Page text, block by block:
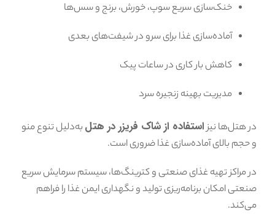
خنک‌سازی سریع سوپ، خورش، برنج و سس‌ها
آماده‌سازی غذا برای سرو در شیفت‌های بعدی
کاهش بار کاری در ساعات پیک
مدیریت بهینه زنجیره سرد
در هتل‌ها نیزاستفاده از شاک فریزر در هتل به‌دلیل تنوع منو
و حجم بالای آماده‌سازی غذا ضروری است.
در مراکز تهیه غذای صنعتی و کترینگ‌ها، سیستم سرمایش سریع
صنعتی امکان برنامه‌ریزی تولید و نگهداری ایمن غذا را فراهم
می‌کند.